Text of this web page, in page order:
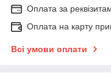
Оплата за
Оплата на карту
Всі умови оплати